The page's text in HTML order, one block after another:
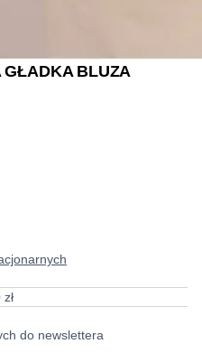
GŁADKA BLUZA
do newslettera